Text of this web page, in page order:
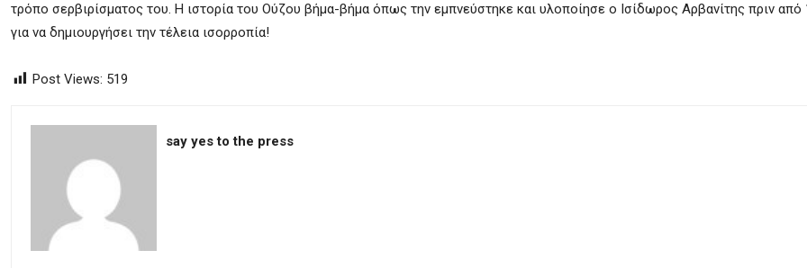
τρόπο σερβιρίσματος του. Η ιστορία του Ούζου βήμα-βήμα όπως την εμπνεύστηκε και υλοποίησε ο Ισίδωρος Αρβανίτης πριν από
για να δημιουργήσει την τέλεια ισορροπία!
Post Views: 519
say yes to the press